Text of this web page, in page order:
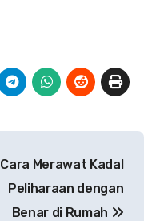
Cara Merawat Kadal
Peliharaan dengan
Benar di Rumah